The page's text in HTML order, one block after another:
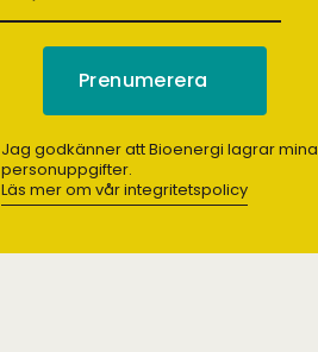
Jag godkänner att Bioenergi lagrar mina
personuppgifter.
Läs mer om vår integritetspolicy